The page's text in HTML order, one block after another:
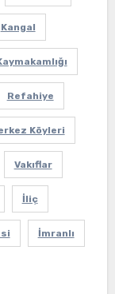
Kangal
Refahiye
Köyleri
Vakıflar
İliç
İmranlı